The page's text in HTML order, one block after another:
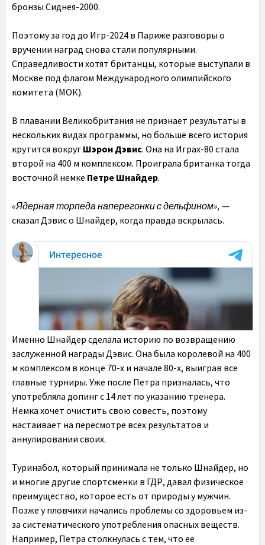
бронзы Сиднея-2000.
Поэтому за год до Игр-2024 в Париже разговоры о
вручении наград снова стали популярными.
Справедливости хотят британцы, которые выступали в
Москве под флагом Международного олимпийского
комитета (МОК).
В плавании Великобритания не признает результаты в
нескольких видах программы, но больше всего история
крутится вокруг Шэрон Дэвис. Она на Играх-80 стала
второй на 400 м комплексом. Проиграла британка тогда
восточной немке Петре Шнайдер.
«Ядерная торпеда наперегонки с дельфином», —
сказал Дэвис о Шнайдер, когда правда вскрылась.
Именно Шнайдер сделала историю по возвращению
заслуженной награды Дэвис. Она была королевой на 400
м комплексом в конце 70-х и начале 80-х, выиграв все
главные турниры. Уже после Петра призналась, что
употребляла допинг с 14 лет по указанию тренера.
Немка хочет очистить свою совесть, поэтому
настаивает на пересмотре всех результатов и
аннулировании своих.
Туринабол, который принимала не только Шнайдер, но
и многие другие спортсменки в ГДР, давал физическое
преимущество, которое есть от природы у мужчин.
Позже у пловчихи начались проблемы со здоровьем из-
за систематического употребления опасных веществ.
Например, Петра столкнулась с тем, что ее